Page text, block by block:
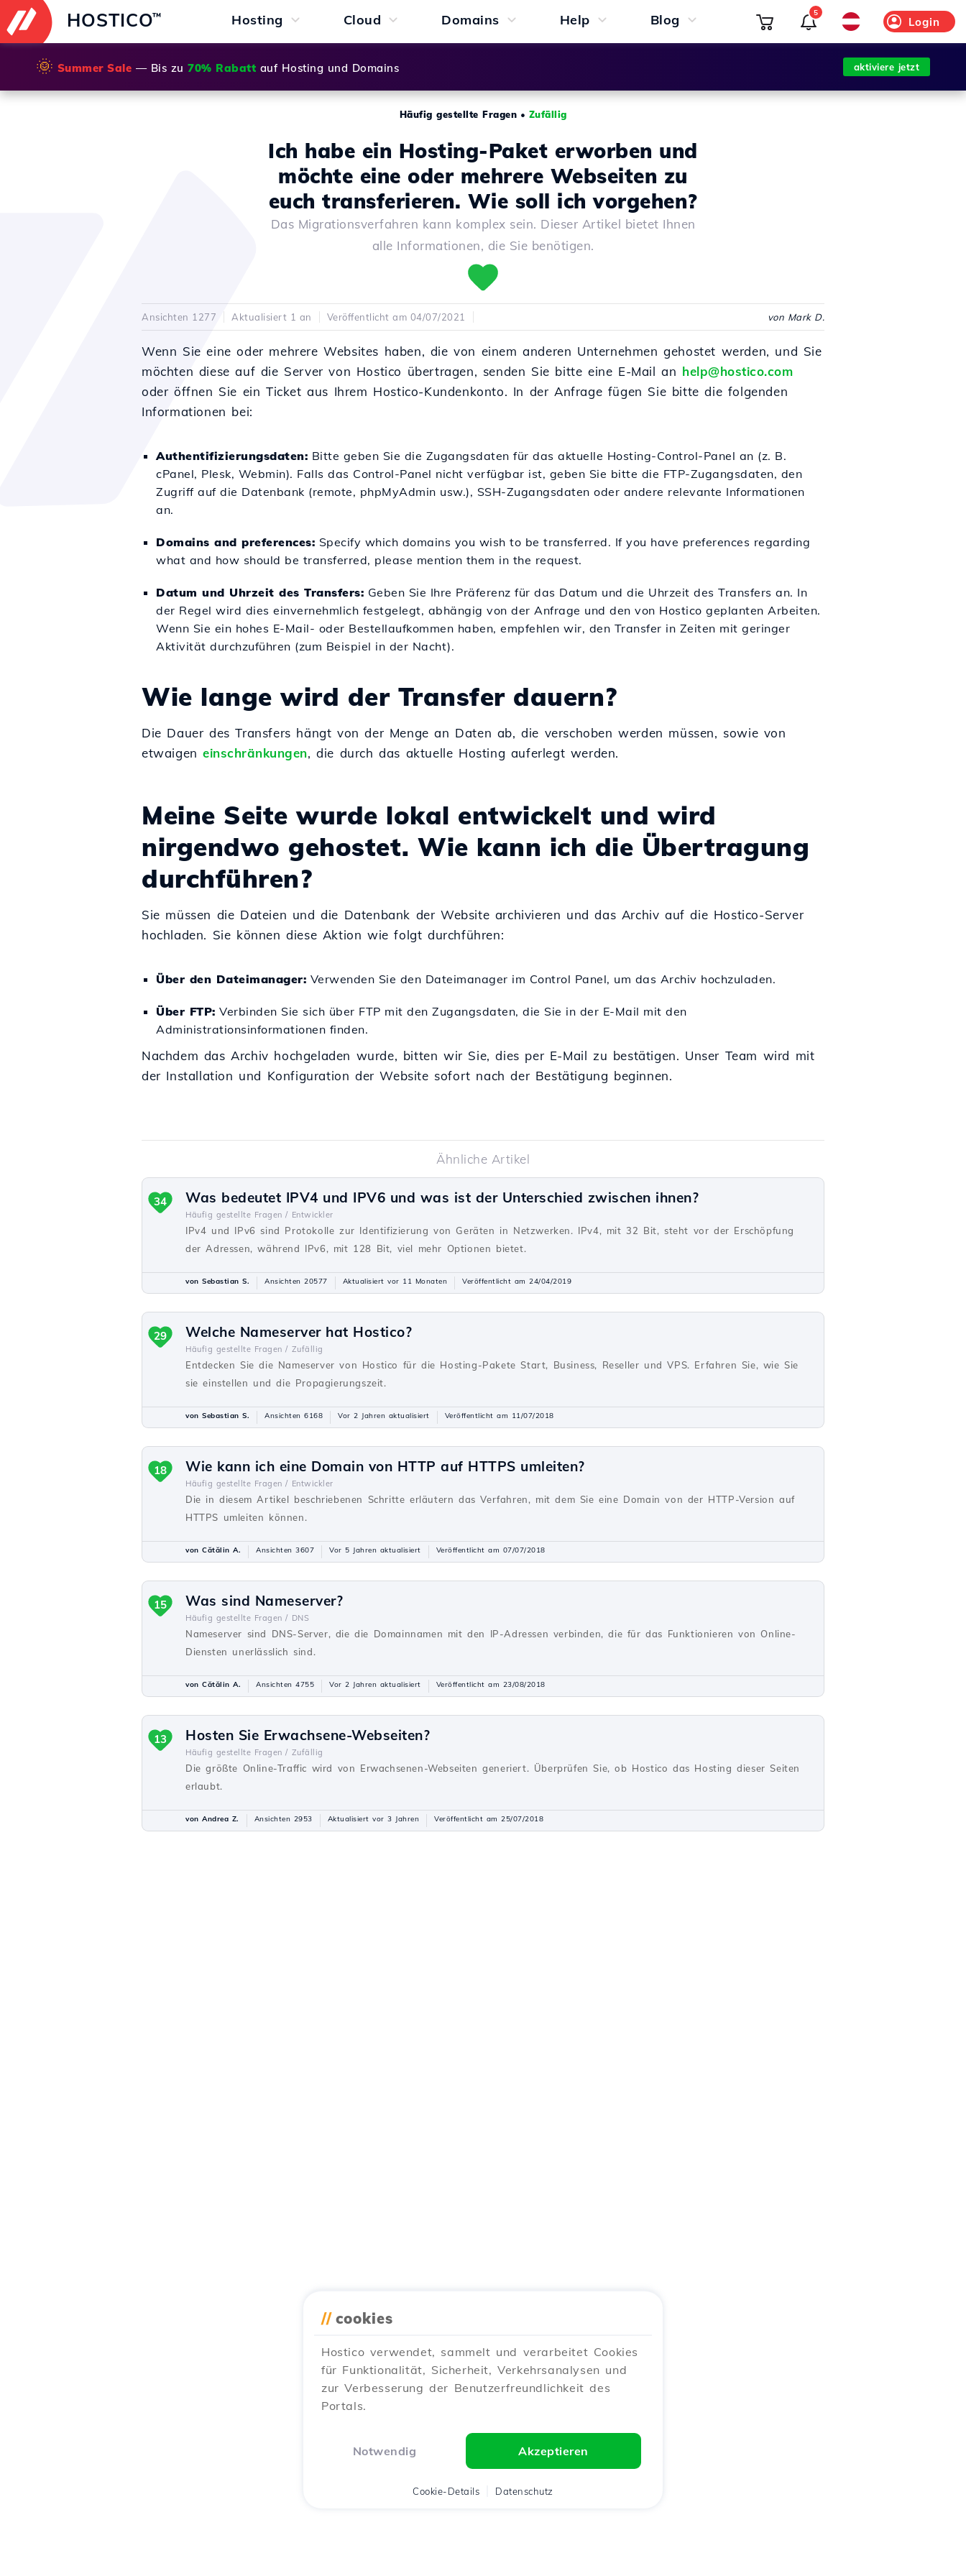
HOSTICO™ Hosting Cloud Domains Help Blog Login
5
🌞 Summer Sale — Bis zu 70% Rabatt auf Hosting und Domains aktiviere jetzt
Häufig gestellte Fragen • Zufällig
Ich habe ein Hosting-Paket erworben und
möchte eine oder mehrere Webseiten zu
euch transferieren. Wie soll ich vorgehen?
Das Migrationsverfahren kann komplex sein. Dieser Artikel bietet Ihnen
alle Informationen, die Sie benötigen.
Ansichten 1277 Aktualisiert 1 an Veröffentlicht am 04/07/2021 von Mark D.
Wenn Sie eine oder mehrere Websites haben, die von einem anderen Unternehmen gehostet werden, und Sie
möchten diese auf die Server von Hostico übertragen, senden Sie bitte eine E-Mail an help@hostico.com
oder öffnen Sie ein Ticket aus Ihrem Hostico-Kundenkonto. In der Anfrage fügen Sie bitte die folgenden
Informationen bei:
Authentifizierungsdaten: Bitte geben Sie die Zugangsdaten für das aktuelle Hosting-Control-Panel an (z. B.
cPanel, Plesk, Webmin). Falls das Control-Panel nicht verfügbar ist, geben Sie bitte die FTP-Zugangsdaten, den
Zugriff auf die Datenbank (remote, phpMyAdmin usw.), SSH-Zugangsdaten oder andere relevante Informationen
an.
Domains and preferences: Specify which domains you wish to be transferred. If you have preferences regarding
what and how should be transferred, please mention them in the request.
Datum und Uhrzeit des Transfers: Geben Sie Ihre Präferenz für das Datum und die Uhrzeit des Transfers an. In
der Regel wird dies einvernehmlich festgelegt, abhängig von der Anfrage und den von Hostico geplanten Arbeiten.
Wenn Sie ein hohes E-Mail- oder Bestellaufkommen haben, empfehlen wir, den Transfer in Zeiten mit geringer
Aktivität durchzuführen (zum Beispiel in der Nacht).
Wie lange wird der Transfer dauern?
Die Dauer des Transfers hängt von der Menge an Daten ab, die verschoben werden müssen, sowie von
etwaigeneinschränkungen, die durch das aktuelle Hosting auferlegt werden.
Meine Seite wurde lokal entwickelt und wird
nirgendwo gehostet. Wie kann ich die Übertragung
durchführen?
Sie müssen die Dateien und die Datenbank der Website archivieren und das Archiv auf die Hostico-Server
hochladen. Sie können diese Aktion wie folgt durchführen:
Über den Dateimanager: Verwenden Sie den Dateimanager im Control Panel, um das Archiv hochzuladen.
Über FTP: Verbinden Sie sich über FTP mit den Zugangsdaten, die Sie in der E-Mail mit den
Administrationsinformationen finden.
Nachdem das Archiv hochgeladen wurde, bitten wir Sie, dies per E-Mail zu bestätigen. Unser Team wird mit
der Installation und Konfiguration der Website sofort nach der Bestätigung beginnen.
Ähnliche Artikel
Was bedeutet IPV4 und IPV6 und was ist der Unterschied zwischen ihnen?
Häufig gestellte Fragen / Entwickler
IPv4 und IPv6 sind Protokolle zur Identifizierung von Geräten in Netzwerken. IPv4, mit 32 Bit, steht vor der Erschöpfung
der Adressen, während IPv6, mit 128 Bit, viel mehr Optionen bietet.
34
von Sebastian S. Ansichten 20577 Aktualisiert vor 11 Monaten Veröffentlicht am 24/04/2019
Welche Nameserver hat Hostico?
Häufig gestellte Fragen / Zufällig
Entdecken Sie die Nameserver von Hostico für die Hosting-Pakete Start, Business, Reseller und VPS. Erfahren Sie, wie Sie
sie einstellen und die Propagierungszeit.
29
von Sebastian S. Ansichten 6168 Vor 2 Jahren aktualisiert Veröffentlicht am 11/07/2018
Wie kann ich eine Domain von HTTP auf HTTPS umleiten?
Häufig gestellte Fragen / Entwickler
Die in diesem Artikel beschriebenen Schritte erläutern das Verfahren, mit dem Sie eine Domain von der HTTP-Version auf
HTTPS umleiten können.
18
von Cătălin A. Ansichten 3607 Vor 5 Jahren aktualisiert Veröffentlicht am 07/07/2018
Was sind Nameserver?
Häufig gestellte Fragen / DNS
Nameserver sind DNS-Server, die die Domainnamen mit den IP-Adressen verbinden, die für das Funktionieren von Online-
Diensten unerlässlich sind.
15
von Cătălin A. Ansichten 4755 Vor 2 Jahren aktualisiert Veröffentlicht am 23/08/2018
Hosten Sie Erwachsene-Webseiten?
Häufig gestellte Fragen / Zufällig
Die größte Online-Traffic wird von Erwachsenen-Webseiten generiert. Überprüfen Sie, ob Hostico das Hosting dieser Seiten
erlaubt.
13
von Andrea Z. Ansichten 2953 Aktualisiert vor 3 Jahren Veröffentlicht am 25/07/2018
// cookies
Hostico verwendet, sammelt und verarbeitet Cookies
für Funktionalität, Sicherheit, Verkehrsanalysen und
zur Verbesserung der Benutzerfreundlichkeit des
Portals.
Notwendig Akzeptieren
Cookie-Details Datenschutz